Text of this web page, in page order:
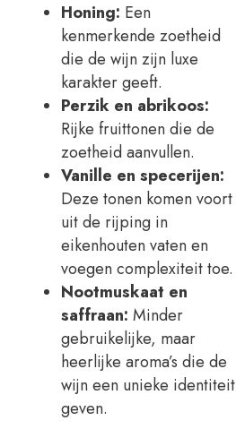
Honing: Een
kenmerkende zoetheid
die de wijn zijn luxe
karakter geeft.
Perzik en abrikoos:
Rijke fruittonen die de
zoetheid aanvullen.
Vanille en specerijen:
Deze tonen komen voort
uit de rijping in
eikenhouten vaten en
voegen complexiteit toe.
Nootmuskaat en
saffraan: Minder
gebruikelijke, maar
heerlijke aroma’s die de
wijn een unieke identiteit
geven.